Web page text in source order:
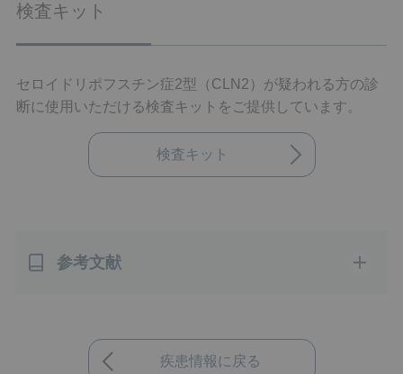
検査キット
セロイドリポフスチン症2型（CLN2）が疑われる方の診
断に使用いただける検査キットをご提供しています。
検査キット
参考文献
疾患情報に戻る